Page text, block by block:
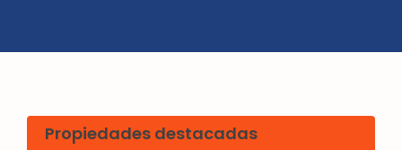
Propiedades destacadas